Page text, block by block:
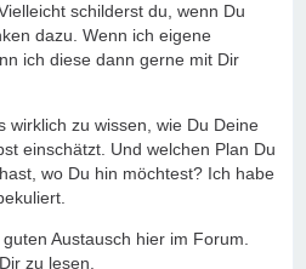
schilderst du, wenn Du
dazu. Wenn ich eigene
ich diese dann gerne mit Dir
wirklich zu wissen, wie Du Deine
einschätzt. Und welchen Plan Du
wo Du hin möchtest? Ich habe
Austausch hier im Forum.
zu lesen.